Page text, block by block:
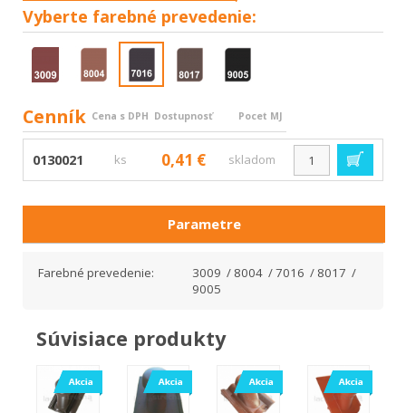
Vyberte farebné prevedenie:
Cenník Cena s DPH Dostupnosť Pocet MJ
0130021 ks 0,41 € skladom
Parametre
Farebné prevedenie:
3009 / 8004 / 7016 / 8017 /
9005
Súvisiace produkty